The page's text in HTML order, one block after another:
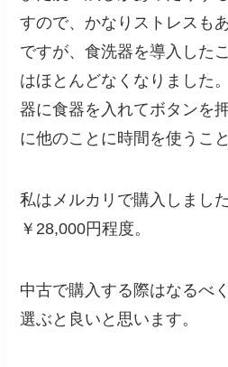
すので、かなりストレスも
ですが、食洗器を導入した
はほとんどなくなりました
器に食器を入れてボタンを
に他のことに時間を使うこ
私はメルカリで購入しまし
￥28,000円程度。
中古で購入する際はなるべ
選ぶと良いと思います。